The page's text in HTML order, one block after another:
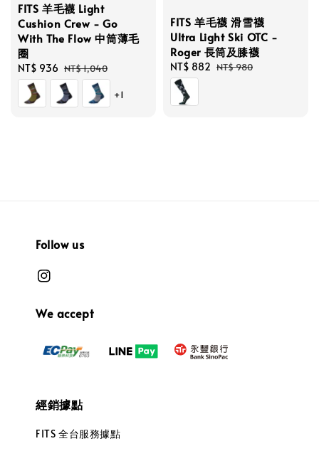
FITS 羊毛襪 Light
Cushion Crew - Go
With The Flow 中筒薄毛
圈
Sale
price
NT$ 936 Regular
price
NT$ 1,040
+1
FITS 羊毛襪 滑雪襪
Ultra Light Ski OTC -
Roger 長筒及膝襪
Sale
price
NT$ 882 Regular
NT$ 980
Follow us
We accept
經銷據點
FITS 全台服務據點